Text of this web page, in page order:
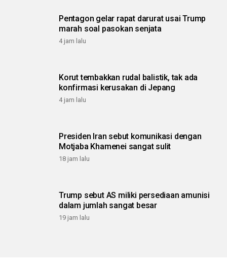
Pentagon gelar rapat darurat usai Trump
marah soal pasokan senjata
4 jam lalu
Korut tembakkan rudal balistik, tak ada
konfirmasi kerusakan di Jepang
4 jam lalu
Presiden Iran sebut komunikasi dengan
Motjaba Khamenei sangat sulit
18 jam lalu
Trump sebut AS miliki persediaan amunisi
dalam jumlah sangat besar
19 jam lalu